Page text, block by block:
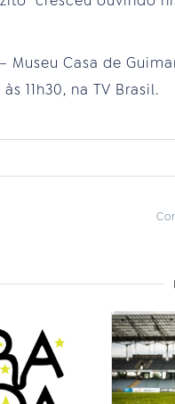
Museu Casa de
11h30, na TV Brasil.